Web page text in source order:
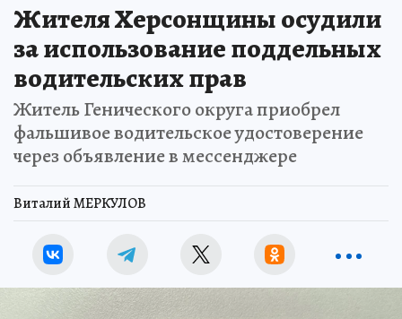
Жителя Херсонщины осудили
за использование поддельных
водительских прав
Житель Генического округа приобрел
фальшивое водительское удостоверение
через объявление в мессенджере
Виталий МЕРКУЛОВ